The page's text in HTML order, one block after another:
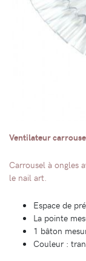
Ventilateur
Carrousel à ongles
le nail art.
Espace de
La pointe
1 bâton
Couleur :